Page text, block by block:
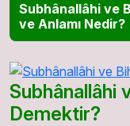
Subhânallâhi ve
ve Anlamı Nedir?
Subhânallâhi
Demektir?